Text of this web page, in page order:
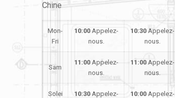
Chine
Mon-
Fri
10:00Appelez-
nous.
10:30Appelez-
nous.
Sam
11:00Appelez-
nous.
11:00Appelez-
nous.
Solei
10:30Appelez-
10:00Appelez-